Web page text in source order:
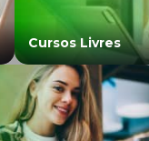
Cursos Livres